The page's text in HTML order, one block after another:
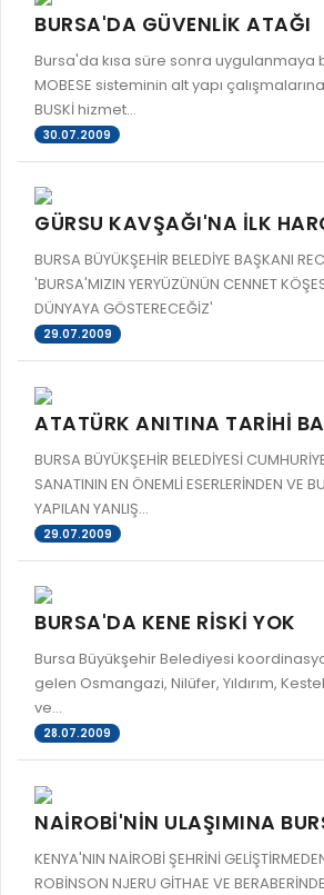
BURSA'DA GÜVENLİK ATAĞI
Bursa'da kısa süre sonra uygulanmaya
MOBESE sisteminin alt yapı
BUSKİ hizmet...
30.07.2009
GÜRSU KAVŞAĞI'NA İLK
BURSA BÜYÜKŞEHİR BELEDİYE BAŞKANI
'BURSA'MIZIN YERYÜZÜNÜN CENNET
DÜNYAYA GÖSTERECEĞİZ'
29.07.2009
ATATÜRK ANITINA TARİHİ
BURSA BÜYÜKŞEHİR BELEDİYESİ
SANATININ EN ÖNEMLİ ESERLERİNDEN VE
YAPILAN YANLIŞ...
29.07.2009
BURSA'DA KENE RİSKİ YOK
Bursa Büyükşehir Belediyesi
gelen Osmangazi, Nilüfer, Yıldırım,
ve...
28.07.2009
NAİROBİ'NİN ULAŞIMINA
KENYA'NIN NAİROBİ ŞEHRİNİ
ROBİNSON NJERU GİTHAE VE